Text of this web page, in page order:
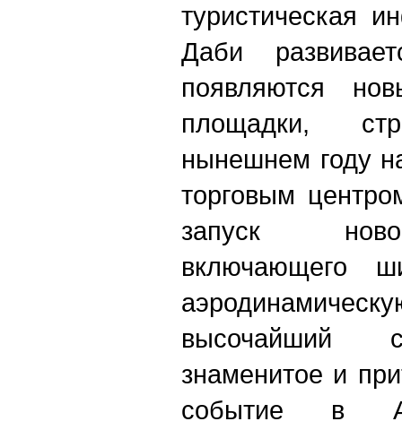
туристическая
Даби
появляются
площадки,
нынешнем году
торговым
запуск
включающего
высочайший
знаменитое и
событие в